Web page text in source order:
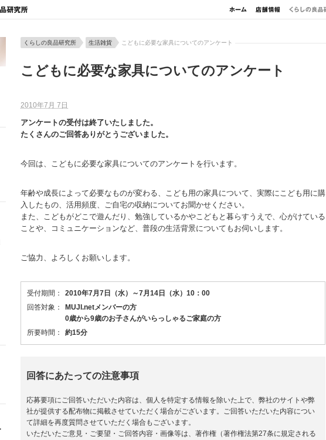
くらしの良品研究所 生活雑貨 こどもに必要な家具についてのアンケート
こどもに必要な家具についてのアンケート
2010年7月 7日
アンケートの受付は終了いたしました。
たくさんのご回答ありがとうございました。
今回は、こどもに必要な家具についてのアンケートを行います。
年齢や成長によって必要なものが変わる、こども用の家具について、実際にこども用に購
入したもの、活用頻度、ご自宅の収納についてお聞かせください。
また、こどもがどこで遊んだり、勉強しているかやこどもと暮らすうえで、心がけている
ことや、コミュニケーションなど、普段の生活背景についてもお伺いします。
ご協力、よろしくお願いします。
受付期間：
2010年7月7日（水）～7月14日（水）10：00
回答対象：
MUJI.netメンバーの方
0歳から9歳のお子さんがいらっしゃるご家庭の方
所要時間：
約15分
回答にあたっての注意事項
応募要項にご回答いただいた内容は、個人を特定する情報を除いた上で、弊社のサイトや弊
社が提供する配布物に掲載させていただく場合がございます。ご回答いただいた内容につい
て詳細を再度質問させていただく場合もございます。
いただいたご意見・ご要望・ご回答内容・画像等は、著作権（著作権法第27条に規定される